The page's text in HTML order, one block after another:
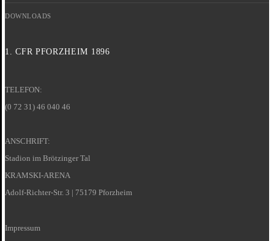
DOWNLOADS
1. CFR PFORZHEIM 1896
TELEFON:
(0 72 31) 46 040 46
ANSCHRIFT:
Stadion im Brötzinger Tal
KRAMSKI-ARENA
Adolf-Richter-Str. 3 | 75179 Pforzheim
Impressum